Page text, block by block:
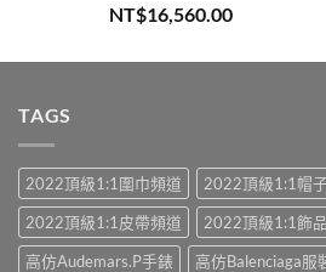
評分5.00
滿分 5
NT$16,560.00
TAGS
2022頂級1:1圍巾頻道
2022頂級1:1帽
2022頂級1:1皮帶頻道
2022頂級1:1飾
高仿Audemars.P手錶
高仿Balenciaga服